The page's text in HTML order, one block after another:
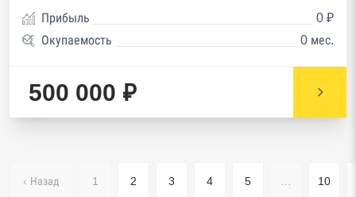
Прибыль
0 ₽
Окупаемость
0 мес.
500 000 ₽
‹ Назад 1 2 3 4 5 10